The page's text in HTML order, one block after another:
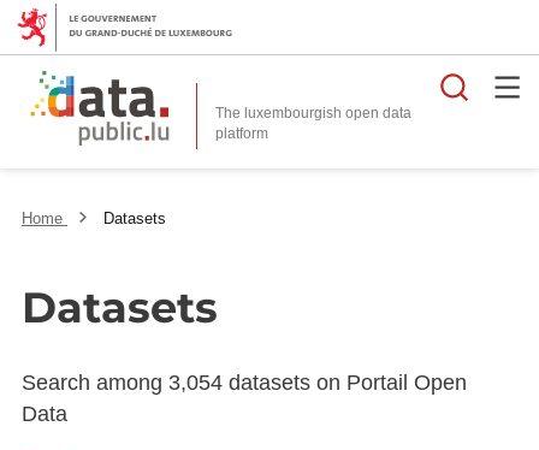
The luxembourgish open data
platform
Home Datasets
Datasets
Search among 3,054 datasets on Portail Open
Data